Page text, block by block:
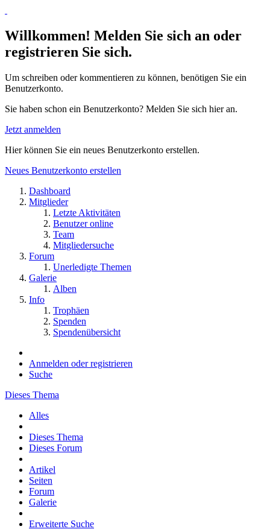
Willkommen! Melden Sie sich an oder
registrieren Sie sich.
Um schreiben oder kommentieren zu können, benötigen Sie ein
Benutzerkonto.
Sie haben schon ein Benutzerkonto? Melden Sie sich hier an.
Jetzt anmelden
Hier können Sie ein neues Benutzerkonto erstellen.
Neues Benutzerkonto erstellen
Dashboard
Mitglieder
Letzte Aktivitäten
Benutzer online
Team
Mitgliedersuche
Forum
Unerledigte Themen
Galerie
Alben
Info
Trophäen
Spenden
Spendenübersicht
Anmelden oder registrieren
Suche
Dieses Thema
Alles
Dieses Thema
Dieses Forum
Artikel
Seiten
Forum
Galerie
Erweiterte Suche